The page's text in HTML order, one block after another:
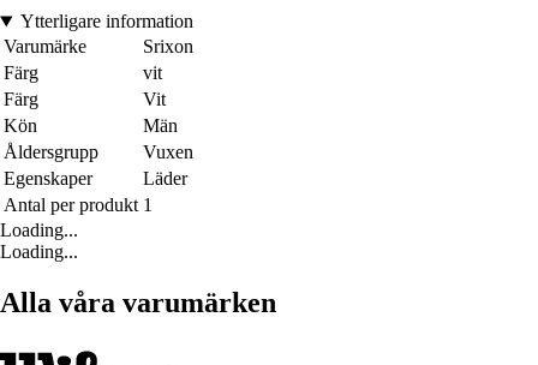
Ytterligare information
Varumärke
Srixon
Färg
vit
Färg
Vit
Kön
Män
Åldersgrupp
Vuxen
Egenskaper
Läder
Antal per produkt 1
Loading...
Loading...
Alla våra varumärken